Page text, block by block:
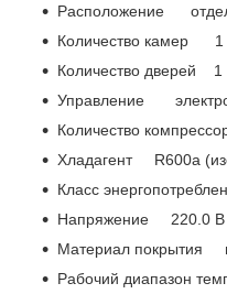
Расположение
Количество камер 1
Количество дверей 1
Управление
Количество
Хладагент R600a
Класс
Напряжение 220.0 В
Материал покрытия
Рабочий диапазон